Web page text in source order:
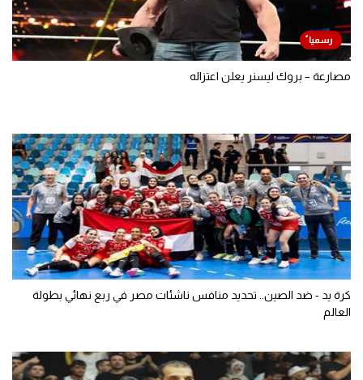
مصارعة – بروك ليسنر يعلن اعتزاله
كرة يد - ضد الصين.. تحديد منافس ناشئات مصر في ربع نهائي بطولة
العالم